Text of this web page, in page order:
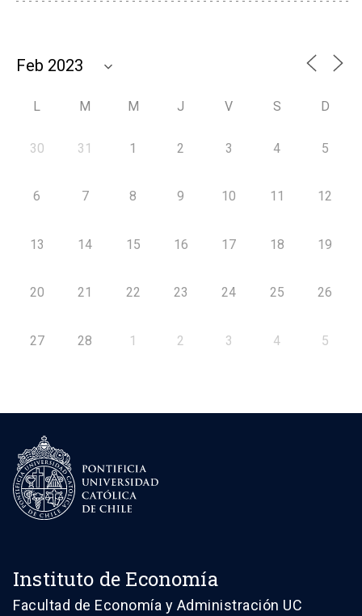
L M M J V S D
30 31 1 2 3 4 5
6 7 8 9 10 11 12
13 14 15 16 17 18 19
20 21 22 23 24 25 26
27 28 1 2 3 4 5
Instituto de Economía
Facultad de Economía y Administración UC